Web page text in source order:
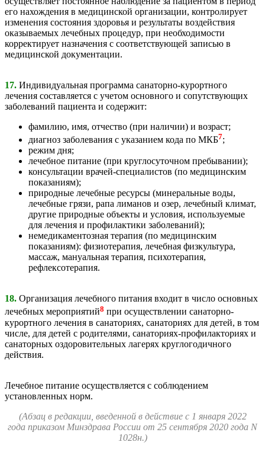
его нахождения в медицинской организации, контролирует
изменения состояния здоровья и результаты воздействия
оказываемых лечебных процедур, при необходимости
корректирует назначения с соответствующей записью в
медицинской документации.
17. Индивидуальная программа санаторно-курортного
лечения составляется с учетом основного и сопутствующих
заболеваний пациента и содержит:
фамилию, имя, отчество (при наличии) и возраст;
диагноз заболевания с указанием кода по МКБ7;
режим дня;
лечебное питание (при круглосуточном пребывании);
консультации врачей-специалистов (по медицинским
показаниям);
природные лечебные ресурсы (минеральные воды,
лечебные грязи, рапа лиманов и озер, лечебный климат,
другие природные объекты и условия, используемые
для лечения и профилактики заболеваний);
немедикаментозная терапия (по медицинским
показаниям): физиотерапия, лечебная физкультура,
массаж, мануальная терапия, психотерапия,
рефлексотерапия.
18. Организация лечебного питания входит в число основных
лечебных мероприятий8 при осуществлении санаторно-
курортного лечения в санаториях, санаториях для детей, в том
числе, для детей с родителями, санаториях-профилакториях и
санаторных оздоровительных лагерях круглогодичного
действия.
Лечебное питание осуществляется с соблюдением
установленных норм.
(Абзац в редакции, введенной в действие с 1 января 2022
года приказом Минздрава России от 25 сентября 2020 года N
1028н.)